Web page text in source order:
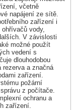
včetně
napájení ze sítě.
zařízení i
vody,
V závislosti
možné použít
vedení s
dlouhodobou
rezerva a značná
zařízení.
požární
z počítače.
ochranu a
zařízení.